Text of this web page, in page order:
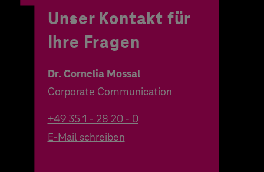
Unser Kontakt für
Ihre Fragen
Dr. Cornelia Mossal
Corporate Communication
+49 35 1 - 28 20 - 0
E-Mail schreiben